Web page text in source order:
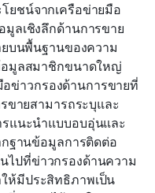
ยชน์จากเครือข่ายมือ
ลเชิงลึกด้านการขาย
บนพื้นฐานของความ
มูลสมาชิกขนาดใหญ่
อข่าวกรองด้านการขายที่
ขายสามารถระบุและ
แนะนำแบบอบอุ่นและ
ฐานข้อมูลการติดต่อ
ไปที่ข่าวกรองด้านความ
มีประสิทธิภาพเป็น